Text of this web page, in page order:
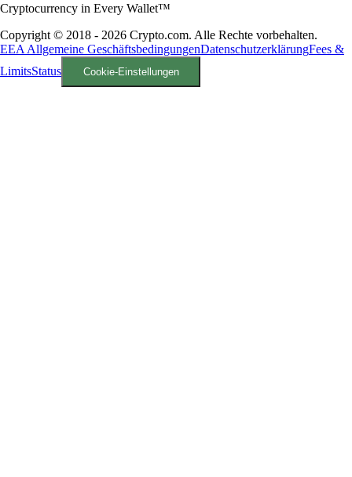
Cryptocurrency in Every Wallet™
Copyright © 2018 - 2026 Crypto.com. Alle Rechte vorbehalten.
EEA Allgemeine GeschäftsbedingungenDatenschutzerklärungFees &
LimitsStatus Cookie-Einstellungen